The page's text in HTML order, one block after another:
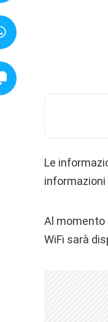
Le
Al momento
WiFi sarà